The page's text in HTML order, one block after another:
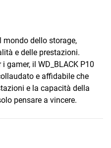
mondo dello storage,
e delle prestazioni.
gamer, il WD_BLACK P10
e affidabile che
e la capacità della
pensare a vincere.